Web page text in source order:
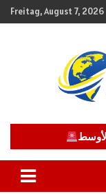
Skip
to
Freitag, August 7, 2026
BAZNEWS